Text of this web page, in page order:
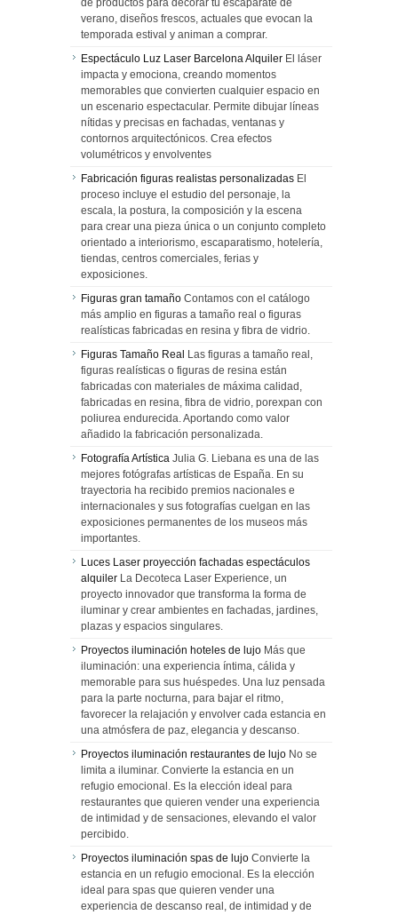
de productos para decorar tu escaparate de
verano, diseños frescos, actuales que evocan la
temporada estival y animan a comprar.
Espectáculo Luz Laser Barcelona Alquiler El láser
impacta y emociona, creando momentos
memorables que convierten cualquier espacio en
un escenario espectacular. Permite dibujar líneas
nítidas y precisas en fachadas, ventanas y
contornos arquitectónicos. Crea efectos
volumétricos y envolventes
Fabricación figuras realistas personalizadas El
proceso incluye el estudio del personaje, la
escala, la postura, la composición y la escena
para crear una pieza única o un conjunto completo
orientado a interiorismo, escaparatismo, hotelería,
tiendas, centros comerciales, ferias y
exposiciones.
Figuras gran tamaño Contamos con el catálogo
más amplio en figuras a tamaño real o figuras
realísticas fabricadas en resina y fibra de vidrio.
Figuras Tamaño Real Las figuras a tamaño real,
figuras realísticas o figuras de resina están
fabricadas con materiales de máxima calidad,
fabricadas en resina, fibra de vidrio, porexpan con
poliurea endurecida. Aportando como valor
añadido la fabricación personalizada.
Fotografía Artística Julia G. Liebana es una de las
mejores fotógrafas artísticas de España. En su
trayectoria ha recibido premios nacionales e
internacionales y sus fotografías cuelgan en las
exposiciones permanentes de los museos más
importantes.
Luces Laser proyección fachadas espectáculos
alquiler La Decoteca Laser Experience, un
proyecto innovador que transforma la forma de
iluminar y crear ambientes en fachadas, jardines,
plazas y espacios singulares.
Proyectos iluminación hoteles de lujo Más que
iluminación: una experiencia íntima, cálida y
memorable para sus huéspedes. Una luz pensada
para la parte nocturna, para bajar el ritmo,
favorecer la relajación y envolver cada estancia en
una atmósfera de paz, elegancia y descanso.
Proyectos iluminación restaurantes de lujo No se
limita a iluminar. Convierte la estancia en un
refugio emocional. Es la elección ideal para
restaurantes que quieren vender una experiencia
de intimidad y de sensaciones, elevando el valor
percibido.
Proyectos iluminación spas de lujo Convierte la
estancia en un refugio emocional. Es la elección
ideal para spas que quieren vender una
experiencia de descanso real, de intimidad y de